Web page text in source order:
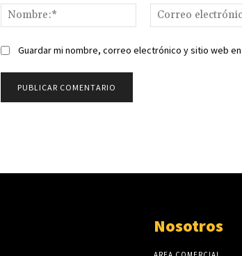
Nombre:*
Guardar mi nombre, correo electrónico y sitio web
Nosotros